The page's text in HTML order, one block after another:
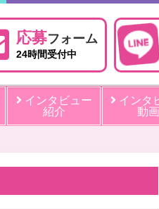
応募フォーム
24時間受付中
インタビュー
紹介
インタ
動画